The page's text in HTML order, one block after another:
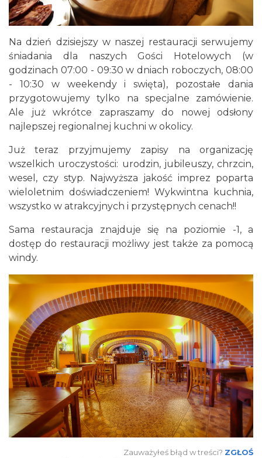
Na dzień dzisiejszy w naszej restauracji serwujemy
śniadania dla naszych Gości Hotelowych (w
godzinach 07:00 - 09:30 w dniach roboczych, 08:00
- 10:30 w weekendy i swięta), pozostałe dania
przygotowujemy tylko na specjalne zamówienie.
Ale już wkrótce zapraszamy do nowej odsłony
najlepszej regionalnej kuchni w okolicy.
Już teraz przyjmujemy zapisy na organizację
wszelkich uroczystości: urodzin, jubileuszy, chrzcin,
wesel, czy styp. Najwyższa jakość imprez poparta
wieloletnim doświadczeniem! Wykwintna kuchnia,
wszystko w atrakcyjnych i przystępnych cenach!!
Sama restauracja znajduje się na poziomie -1, a
dostęp do restauracji możliwy jest także za pomocą
windy.
Zauważyłeś błąd w treści? ZGŁOŚ